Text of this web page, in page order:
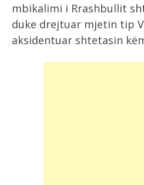
mbikalimi i Rrashbullit
duke drejtuar mjetin tip
aksidentuar shtetasin